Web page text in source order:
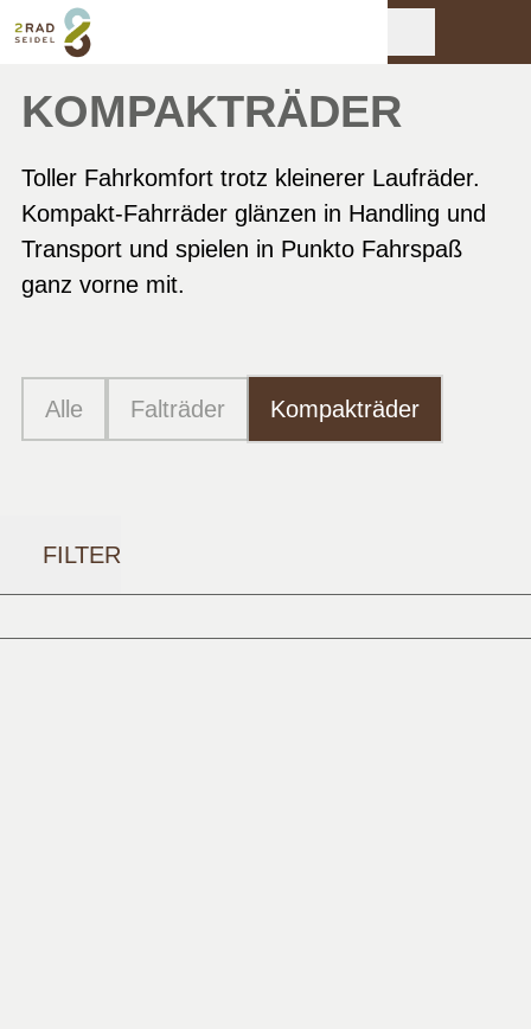
KOMPAKTRÄDER
Toller Fahrkomfort trotz kleinerer Laufräder.
Kompakt-Fahrräder glänzen in Handling und
Transport und spielen in Punkto Fahrspaß
ganz vorne mit.
Alle Falträder Kompakträder
FILTER